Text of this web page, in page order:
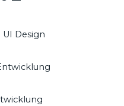
Design